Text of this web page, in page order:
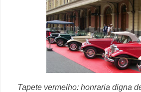
Tapete vermelho: honraria digna